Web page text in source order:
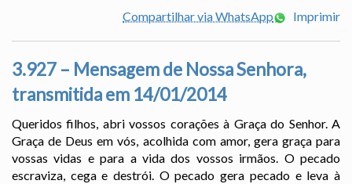
Compartilhar via WhatsApp
Imprimir
3.927 – Mensagem de Nossa Senhora,
transmitida em 14/01/2014
Queridos filhos, abri vossos corações à Graça do Senhor. A
Graça de Deus em vós, acolhida com amor, gera graça para
vossas vidas e para a vida dos vossos irmãos. O pecado
escraviza, cega e destrói. O pecado gera pecado e leva à